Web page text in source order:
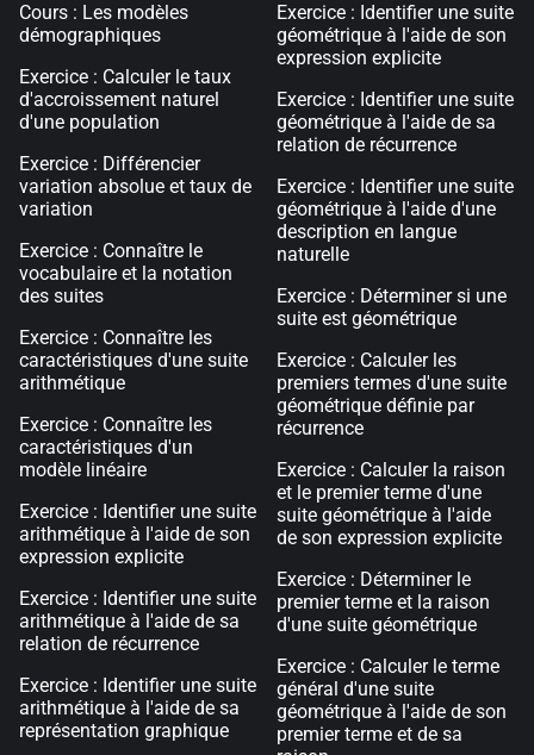
Cours : Les modèles
démographiques
Exercice : Calculer le taux
d'accroissement naturel
d'une population
Exercice : Différencier
variation absolue et taux de
variation
Exercice : Connaître le
vocabulaire et la notation
des suites
Exercice : Connaître les
caractéristiques d'une suite
arithmétique
Exercice : Connaître les
caractéristiques d'un
modèle linéaire
Exercice : Identifier une suite
arithmétique à l'aide de son
expression explicite
Exercice : Identifier une suite
arithmétique à l'aide de sa
relation de récurrence
Exercice : Identifier une suite
arithmétique à l'aide de sa
représentation graphique
Exercice : Identifier une suite
géométrique à l'aide de son
expression explicite
Exercice : Identifier une suite
géométrique à l'aide de sa
relation de récurrence
Exercice : Identifier une suite
géométrique à l'aide d'une
description en langue
naturelle
Exercice : Déterminer si une
suite est géométrique
Exercice : Calculer les
premiers termes d'une suite
géométrique définie par
récurrence
Exercice : Calculer la raison
et le premier terme d'une
suite géométrique à l'aide
de son expression explicite
Exercice : Déterminer le
premier terme et la raison
d'une suite géométrique
Exercice : Calculer le terme
général d'une suite
géométrique à l'aide de son
premier terme et de sa